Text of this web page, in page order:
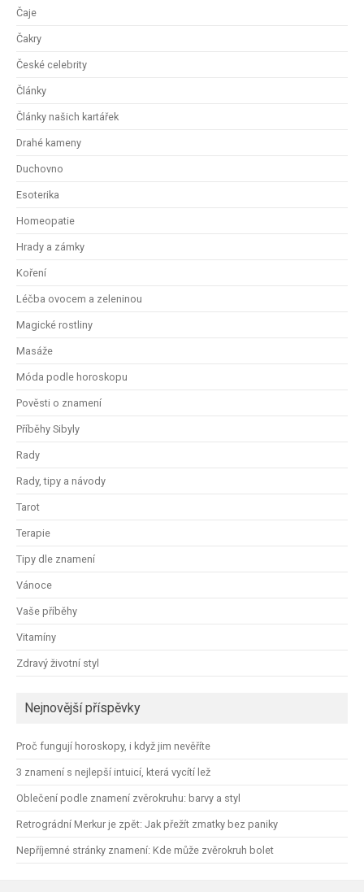
Čaje
Čakry
České celebrity
Články
Články našich kartářek
Drahé kameny
Duchovno
Esoterika
Homeopatie
Hrady a zámky
Koření
Léčba ovocem a zeleninou
Magické rostliny
Masáže
Móda podle horoskopu
Pověsti o znamení
Příběhy Sibyly
Rady
Rady, tipy a návody
Tarot
Terapie
Tipy dle znamení
Vánoce
Vaše příběhy
Vitamíny
Zdravý životní styl
Nejnovější příspěvky
Proč fungují horoskopy, i když jim nevěříte
3 znamení s nejlepší intuicí, která vycítí lež
Oblečení podle znamení zvěrokruhu: barvy a styl
Retrográdní Merkur je zpět: Jak přežít zmatky bez paniky
Nepříjemné stránky znamení: Kde může zvěrokruh bolet